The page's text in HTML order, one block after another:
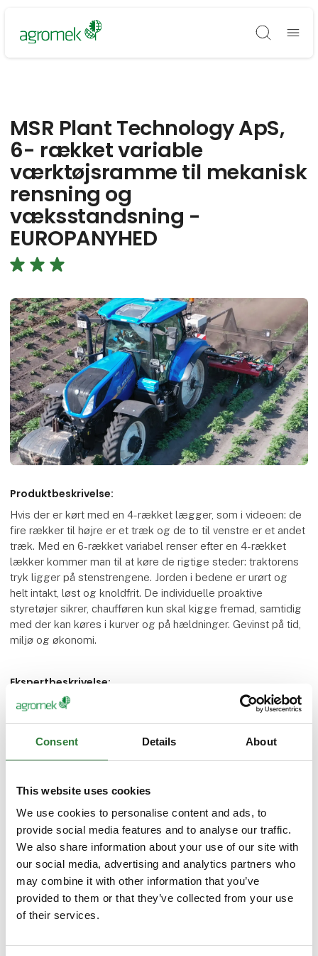
Consent Details About
This website uses cookies
We use cookies to personalise content and ads, to
provide social media features and to analyse our traffic.
We also share information about your use of our site with
our social media, advertising and analytics partners who
may combine it with other information that you’ve
provided to them or that they’ve collected from your use
of their services.
Søg
MSR Plant Technology ApS,
6- rækket variable
værktøjsramme til mekanisk
rensning og
væksstandsning -
EUROPANYHED
Produktbeskrivelse:
Hvis der er kørt med en 4-rækket lægger, som i videoen: de
fire rækker til højre er et træk og de to til venstre er et andet
træk. Med en 6-rækket variabel renser efter en 4-rækket
lækker kommer man til at køre de rigtige steder: traktorens
tryk ligger på stenstrengene. Jorden i bedene er urørt og
helt intakt, løst og knoldfrit. De individuelle proaktive
styretøjer sikrer, chaufføren kun skal kigge fremad, samtidig
med der kan køres i kurver og på hældninger. Gevinst på tid,
miljø og økonomi.
Ekspertbeskrivelse:
"Normalt skal maskinen der lægger kartofler og den
tildeles tre stjerner / Europæisk nyhed."
Kontaktoplysninger:
MSR Plant Technology ApS
Hindingvej 38, 7700 Thisted
Tlf: +45 2016 9705
Hjemmeside: www.msrplanttechnology.dk